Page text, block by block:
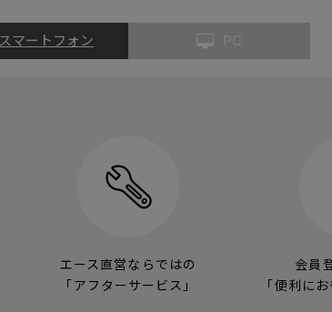
スマートフォン PC
エース直営ならではの
「アフターサービス」
会員
「便利に